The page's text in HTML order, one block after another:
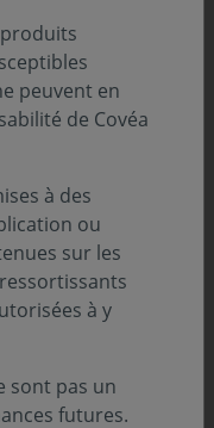
de Covéa
constante
aux
peuvent en
de Covéa
à des
ou
sur les
à y
sont pas un
futures.